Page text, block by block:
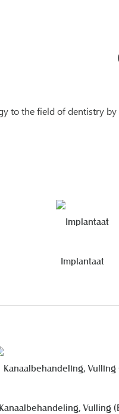
to the field of dentistry
Implantaat
Kanaalbehandeling, Vulling